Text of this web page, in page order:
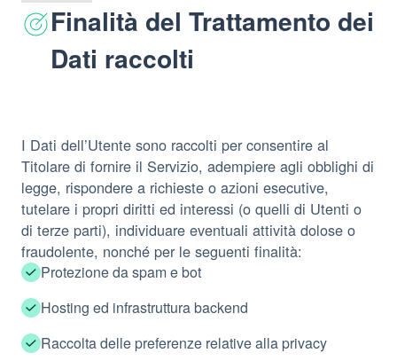
Finalità del Trattamento dei
Dati raccolti
I Dati dell’Utente sono raccolti per consentire al
Titolare di fornire il Servizio, adempiere agli obblighi di
legge, rispondere a richieste o azioni esecutive,
tutelare i propri diritti ed interessi (o quelli di Utenti o
di terze parti), individuare eventuali attività dolose o
fraudolente, nonché per le seguenti finalità:
Protezione da spam e bot
Hosting ed infrastruttura backend
Raccolta delle preferenze relative alla privacy